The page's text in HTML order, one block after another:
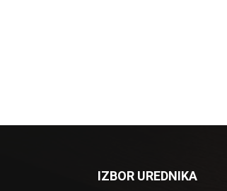
IZBOR UREDNIKA